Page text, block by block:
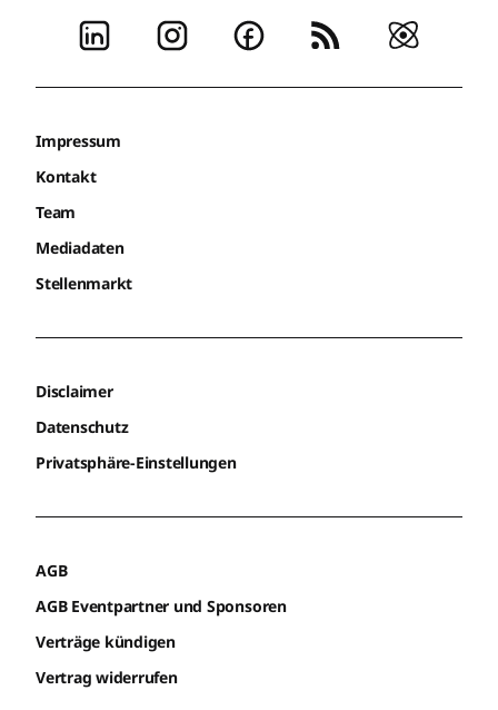
Impressum
Kontakt
Team
Mediadaten
Stellenmarkt
Disclaimer
Datenschutz
Privatsphäre-Einstellungen
AGB
AGB Eventpartner und Sponsoren
Verträge kündigen
Vertrag widerrufen